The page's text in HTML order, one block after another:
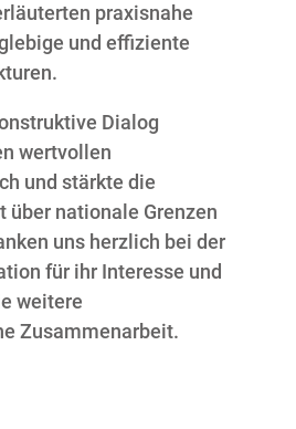
praxisnahe
und effiziente
Dialog
wertvollen
und stärkte die
über nationale Grenzen
uns herzlich bei der
für ihr Interesse und
weitere
Zusammenarbeit.